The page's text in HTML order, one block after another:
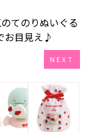
てのりぬいぐる
お目見え♪
NEXT